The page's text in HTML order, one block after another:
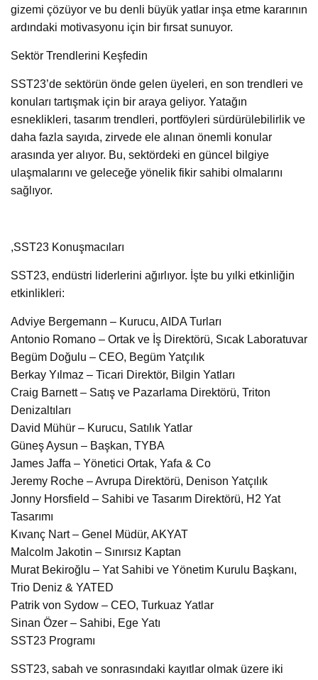
gizemi çözüyor ve bu denli büyük yatlar inşa etme kararının
ardındaki motivasyonu için bir fırsat sunuyor.
Sektör Trendlerini Keşfedin
SST23’de sektörün önde gelen üyeleri, en son trendleri ve
konuları tartışmak için bir araya geliyor. Yatağın
esneklikleri, tasarım trendleri, portföyleri sürdürülebilirlik ve
daha fazla sayıda, zirvede ele alınan önemli konular
arasında yer alıyor. Bu, sektördeki en güncel bilgiye
ulaşmalarını ve geleceğe yönelik fikir sahibi olmalarını
sağlıyor.
,SST23 Konuşmacıları
SST23, endüstri liderlerini ağırlıyor. İşte bu yılki etkinliğin
etkinlikleri:
Adviye Bergemann – Kurucu, AIDA Turları
Antonio Romano – Ortak ve İş Direktörü, Sıcak Laboratuvar
Begüm Doğulu – CEO, Begüm Yatçılık
Berkay Yılmaz – Ticari Direktör, Bilgin Yatları
Craig Barnett – Satış ve Pazarlama Direktörü, Triton
Denizaltıları
David Mühür – Kurucu, Satılık Yatlar
Güneş Aysun – Başkan, TYBA
James Jaffa – Yönetici Ortak, Yafa & Co
Jeremy Roche – Avrupa Direktörü, Denison Yatçılık
Jonny Horsfield – Sahibi ve Tasarım Direktörü, H2 Yat
Tasarımı
Kıvanç Nart – Genel Müdür, AKYAT
Malcolm Jakotin – Sınırsız Kaptan
Murat Bekiroğlu – Yat Sahibi ve Yönetim Kurulu Başkanı,
Trio Deniz & YATED
Patrik von Sydow – CEO, Turkuaz Yatlar
Sinan Özer – Sahibi, Ege Yatı
SST23 Programı
SST23, sabah ve sonrasındaki kayıtlar olmak üzere iki